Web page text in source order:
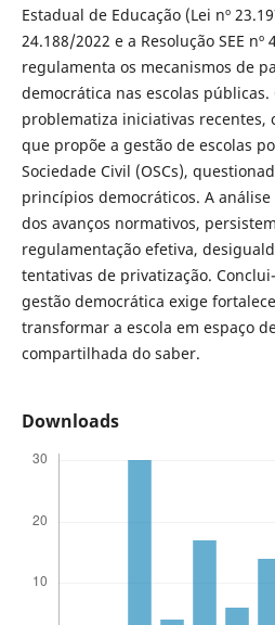
Estadual de Educação (Lei nº
24.188/2022 e a Resolução SEE nº
regulamenta os mecanismos de
democrática nas escolas
problematiza iniciativas recentes,
que propõe a gestão de escolas
Sociedade Civil (OSCs),
princípios democráticos. A
dos avanços normativos,
regulamentação efetiva,
tentativas de privatização.
gestão democrática exige
transformar a escola em espaço
compartilhada do saber.
Downloads